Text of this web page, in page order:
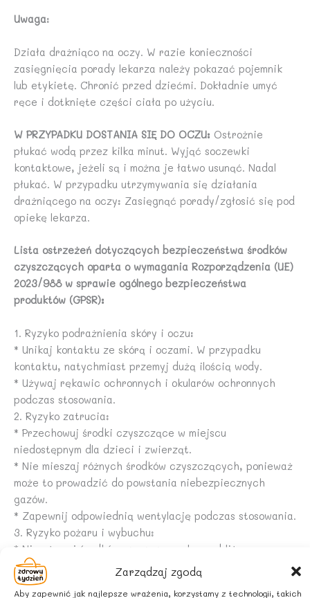
Zarządzaj zgodą
Aby zapewnić jak najlepsze wrażenia, korzystamy z technologii, takich
Uwaga:
Działa drażniąco na oczy. W razie konieczności
zasięgnięcia porady lekarza należy pokazać pojemnik
lub etykietę. Chronić przed dziećmi. Dokładnie umyć
ręce i dotknięte części ciała po użyciu.
W PRZYPADKU DOSTANIA SIĘ DO OCZU: Ostrożnie
płukać wodą przez kilka minut. Wyjąć soczewki
kontaktowe, jeżeli są i można je łatwo usunąć. Nadal
płukać. W przypadku utrzymywania się działania
drażniącego na oczy: Zasięgnąć porady/zgłosić się pod
opiekę lekarza.
Lista ostrzeżeń dotyczących bezpieczeństwa środków
czyszczących oparta o wymagania Rozporządzenia (UE)
2023/988 w sprawie ogólnego bezpieczeństwa
produktów (GPSR):
1. Ryzyko podrażnienia skóry i oczu:
* Unikaj kontaktu ze skórą i oczami. W przypadku
kontaktu, natychmiast przemyj dużą ilością wody.
* Używaj rękawic ochronnych i okularów ochronnych
podczas stosowania.
2. Ryzyko zatrucia:
* Przechowuj środki czyszczące w miejscu
niedostępnym dla dzieci i zwierząt.
* Nie mieszaj różnych środków czyszczących, ponieważ
może to prowadzić do powstania niebezpiecznych
gazów.
* Zapewnij odpowiednią wentylację podczas stosowania.
3. Ryzyko pożaru i wybuchu:
* Nie używaj środków czyszczących w pobliżu
otwartego ognia lub źródeł ciepła.
* Nie przechowuj łatwopalnych środków czyszczących